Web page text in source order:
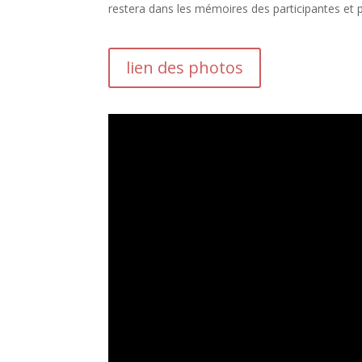
restera dans les mémoires des participantes et
lien des photos